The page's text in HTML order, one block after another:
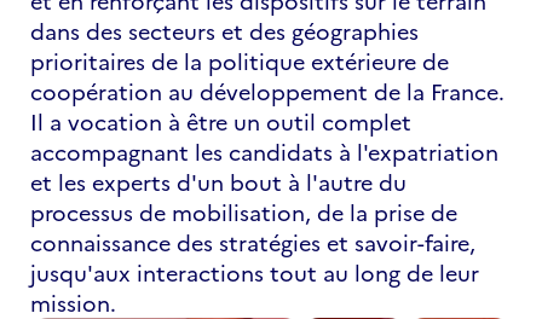
dans des secteurs et des géographies
prioritaires de la politique extérieure de
coopération au développement de la France.
Il a vocation à être un outil complet
accompagnant les candidats à l'expatriation
et les experts d'un bout à l'autre du
processus de mobilisation, de la prise de
connaissance des stratégies et savoir-faire,
jusqu'aux interactions tout au long de leur
mission.